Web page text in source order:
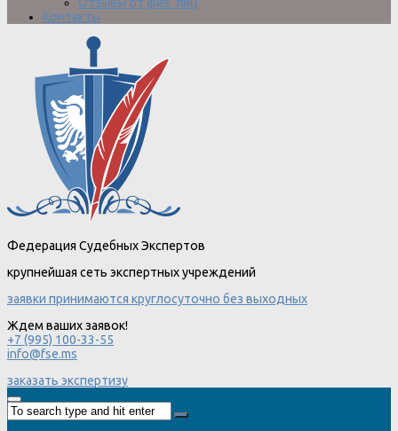
Отзывы от физ. лиц
Контакты
Федерация Судебных Экспертов
крупнейшая сеть экспертных учреждений
заявки принимаются круглосуточно без выходных
Ждем ваших заявок!
+7 (995) 100-33-55
info@fse.ms
заказать экспертизу